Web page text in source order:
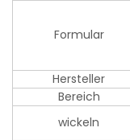
Formular
Hersteller
Bereich
wickeln